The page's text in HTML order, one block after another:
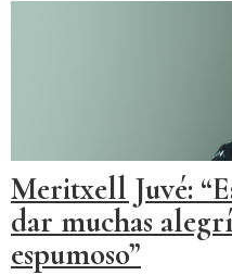
Meritxell Juvé:
dar muchas
espumoso”